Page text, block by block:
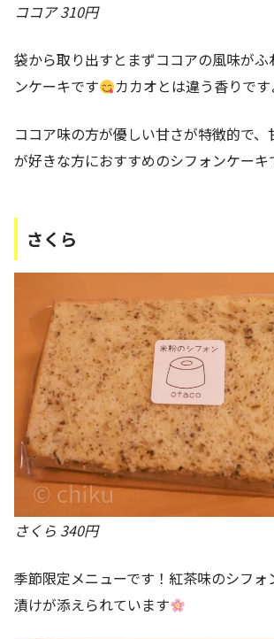
ココア 310円
袋から取り出すとまずココアの風味がふ
ンケーキです
カカオとは違う香りです
ココア味の方が優しい甘さが特徴的で
が好きな方におすすめのシフォンケー
さくら
さくら 340円
季節限定メニューです！紅茶味のシフ
漬けが添えられています